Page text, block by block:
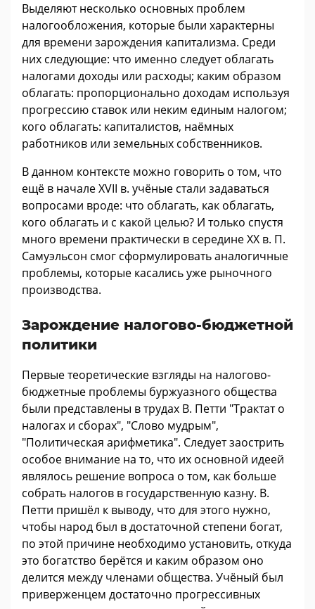
Выделяют несколько основных проблем
налогообложения, которые были характерны
для времени зарождения капитализма. Среди
них следующие: что именно следует облагать
налогами доходы или расходы; каким образом
облагать: пропорционально доходам используя
прогрессию ставок или неким единым налогом;
кого облагать: капиталистов, наёмных
работников или земельных собственников.
В данном контексте можно говорить о том, что
ещё в начале XVII в. учёные стали задаваться
вопросами вроде: что облагать, как облагать,
кого облагать и с какой целью? И только спустя
много времени практически в середине ХХ в. П.
Самуэльсон смог сформулировать аналогичные
проблемы, которые касались уже рыночного
производства.
Зарождение налогово-бюджетной
политики
Первые теоретические взгляды на налогово-
бюджетные проблемы буржуазного общества
были представлены в трудах В. Петти "Трактат о
налогах и сборах", "Слово мудрым",
"Политическая арифметика". Следует заострить
особое внимание на то, что их основной идеей
являлось решение вопроса о том, как больше
собрать налогов в государственную казну. В.
Петти пришёл к выводу, что для этого нужно,
чтобы народ был в достаточной степени богат,
по этой причине необходимо установить, откуда
это богатство берётся и каким образом оно
делится между членами общества. Учёный был
приверженцем достаточно прогрессивных